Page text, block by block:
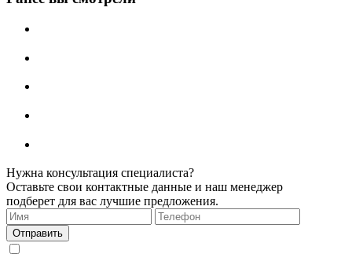
Нужна консультация специалиста?
Оставьте свои контактные данные и наш менеджер
подберет для вас лучшие предложения.